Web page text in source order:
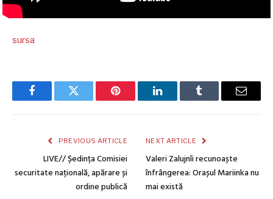
sursa
FacebookTwitter Pinterest LinkedInTumblr Email
PREVIOUS ARTICLE
LIVE// Ședința Comisiei
securitate națională, apărare și
ordine publică
NEXT ARTICLE
Valeri Zalujnîi recunoaște
înfrângerea: Orașul Mariinka nu
mai există